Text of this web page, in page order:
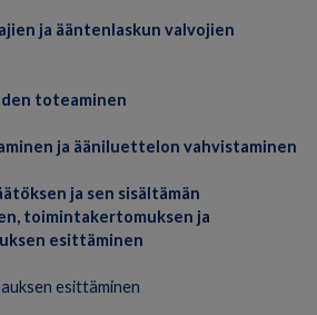
ja ääntenlaskun valvojien
toteaminen
ja ääniluettelon vahvistaminen
ja sen sisältämän
toimintakertomuksen ja
esittäminen
esittäminen